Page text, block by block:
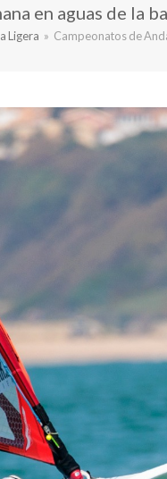
en aguas de la
Ligera » Campeonatos de